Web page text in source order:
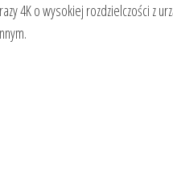
o wysokiej rozdzielczości z